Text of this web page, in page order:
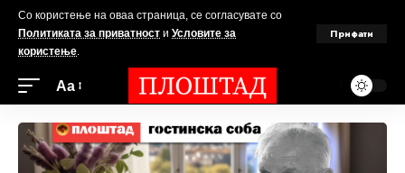
Со користење на оваа страница, се согласувате со
Политиката за приватност и Условите за
користење.
Прифати
Аа